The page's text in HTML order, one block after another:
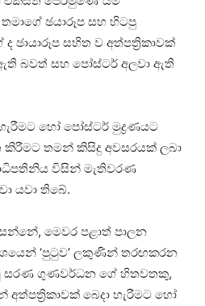
තමාගේ ඡයාරූප සහ හිටපු
ඡායාරූප සහිත ව අත්පත්‍රිකාවක්
බවත් සහ පෝස්ටර් අලවා ඇති
හෝ පෝස්ටර් මුද්‍රණයට
කිරීමට තමන් කිසිදු අවසරයක් ලබා
විසින් මැතිවරණ
යවා තිබේ.
මෙවර පළාත් පාලන
‘පුටුව’ ලකුණින් තරඟකරන
වූ සරණ ගුණවර්ධන ගේ හිතවතකු,
බෙදා හැරීමට හෝ